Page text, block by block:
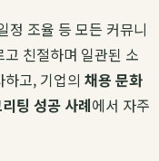
정 조율 등 모든 커뮤니
친절하며 일관된 소
고, 기업의 채용 문화
팅 성공 사례에서 자주